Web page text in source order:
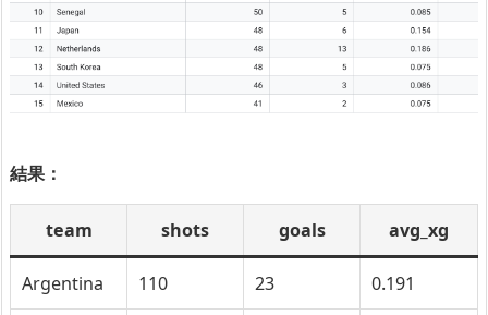
結果：
team shots goals avg_xg
Argentina 110 23 0.191